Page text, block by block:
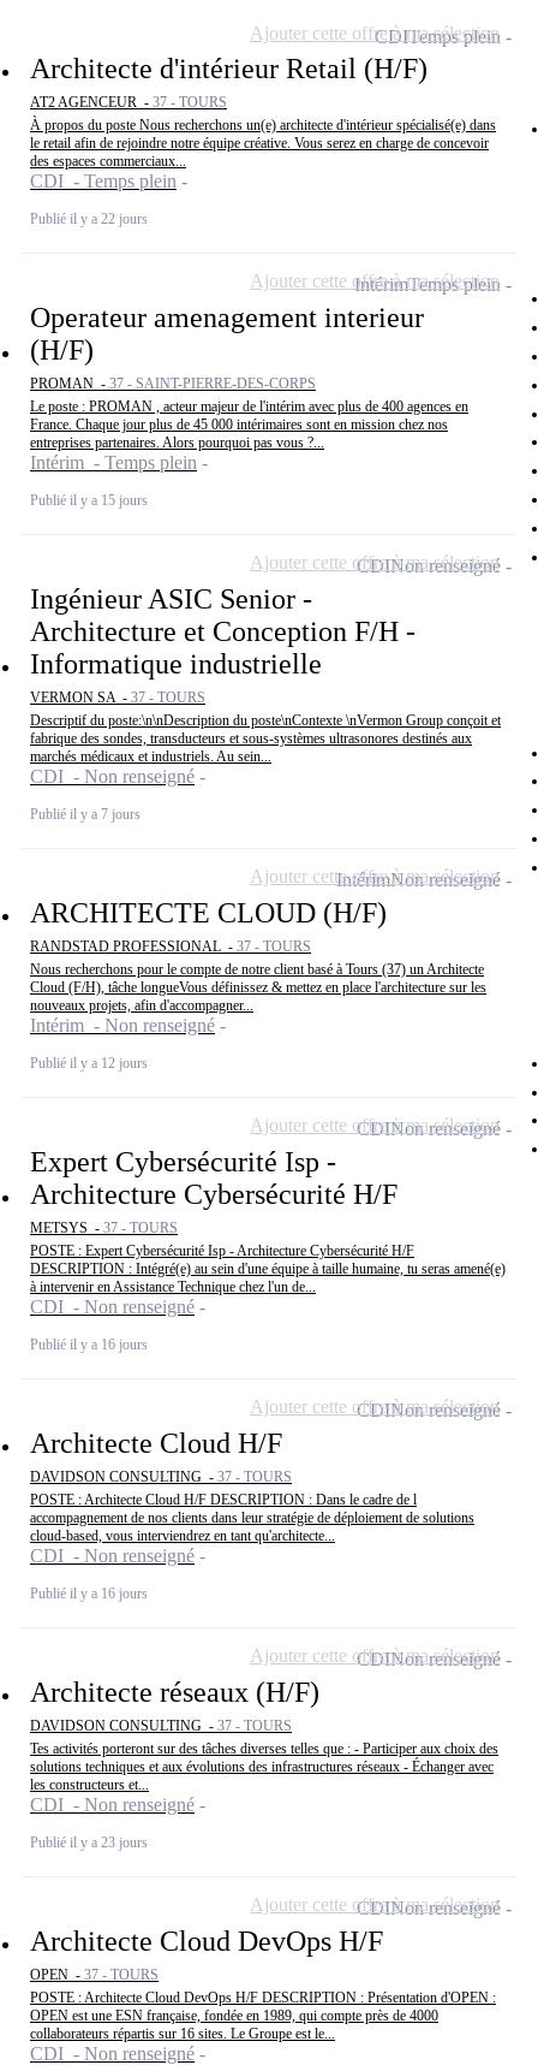
Architecte d'intérieur Retail (H/F)
AT2 AGENCEUR - 37 - TOURS
À propos du poste Nous recherchons un(e) architecte d'intérieur spécialisé(e) dans
le retail afin de rejoindre notre équipe créative. Vous serez en charge de concevoir
des espaces commerciaux...
CDI - Temps plein
Publié il y a 22 jours
CDITemps plein
Ajouter cette offre à ma sélection
Operateur amenagement interieur
(H/F)
PROMAN - 37 - SAINT-PIERRE-DES-CORPS
Le poste : PROMAN , acteur majeur de l'intérim avec plus de 400 agences en
France. Chaque jour plus de 45 000 intérimaires sont en mission chez nos
entreprises partenaires. Alors pourquoi pas vous ?...
Intérim - Temps plein
Publié il y a 15 jours
IntérimTemps plein
Ajouter cette offre à ma sélection
Ingénieur ASIC Senior -
Architecture et Conception F/H -
Informatique industrielle
VERMON SA - 37 - TOURS
Descriptif du poste:\n\nDescription du poste\nContexte \nVermon Group conçoit et
fabrique des sondes, transducteurs et sous-systèmes ultrasonores destinés aux
marchés médicaux et industriels. Au sein...
CDI - Non renseigné
Publié il y a 7 jours
CDINon renseigné
Ajouter cette offre à ma sélection
ARCHITECTE CLOUD (H/F)
RANDSTAD PROFESSIONAL - 37 - TOURS
Nous recherchons pour le compte de notre client basé à Tours (37) un Architecte
Cloud (F/H), tâche longueVous définissez & mettez en place l'architecture sur les
nouveaux projets, afin d'accompagner...
Intérim - Non renseigné
Publié il y a 12 jours
IntérimNon renseigné
Ajouter cette offre à ma sélection
Expert Cybersécurité Isp -
Architecture Cybersécurité H/F
METSYS - 37 - TOURS
POSTE : Expert Cybersécurité Isp - Architecture Cybersécurité H/F
DESCRIPTION : Intégré(e) au sein d'une équipe à taille humaine, tu seras amené(e)
à intervenir en Assistance Technique chez l'un de...
CDI - Non renseigné
Publié il y a 16 jours
CDINon renseigné
Ajouter cette offre à ma sélection
Architecte Cloud H/F
DAVIDSON CONSULTING - 37 - TOURS
POSTE : Architecte Cloud H/F DESCRIPTION : Dans le cadre de l
accompagnement de nos clients dans leur stratégie de déploiement de solutions
cloud-based, vous interviendrez en tant qu'architecte...
CDI - Non renseigné
Publié il y a 16 jours
CDINon renseigné
Ajouter cette offre à ma sélection
Architecte réseaux (H/F)
DAVIDSON CONSULTING - 37 - TOURS
Tes activités porteront sur des tâches diverses telles que : - Participer aux choix des
solutions techniques et aux évolutions des infrastructures réseaux - Échanger avec
les constructeurs et...
CDI - Non renseigné
Publié il y a 23 jours
CDINon renseigné
Ajouter cette offre à ma sélection
Architecte Cloud DevOps H/F
OPEN - 37 - TOURS
POSTE : Architecte Cloud DevOps H/F DESCRIPTION : Présentation d'OPEN :
OPEN est une ESN française, fondée en 1989, qui compte près de 4000
collaborateurs répartis sur 16 sites. Le Groupe est le...
CDI - Non renseigné
CDINon renseigné
Ajouter cette offre à ma sélection